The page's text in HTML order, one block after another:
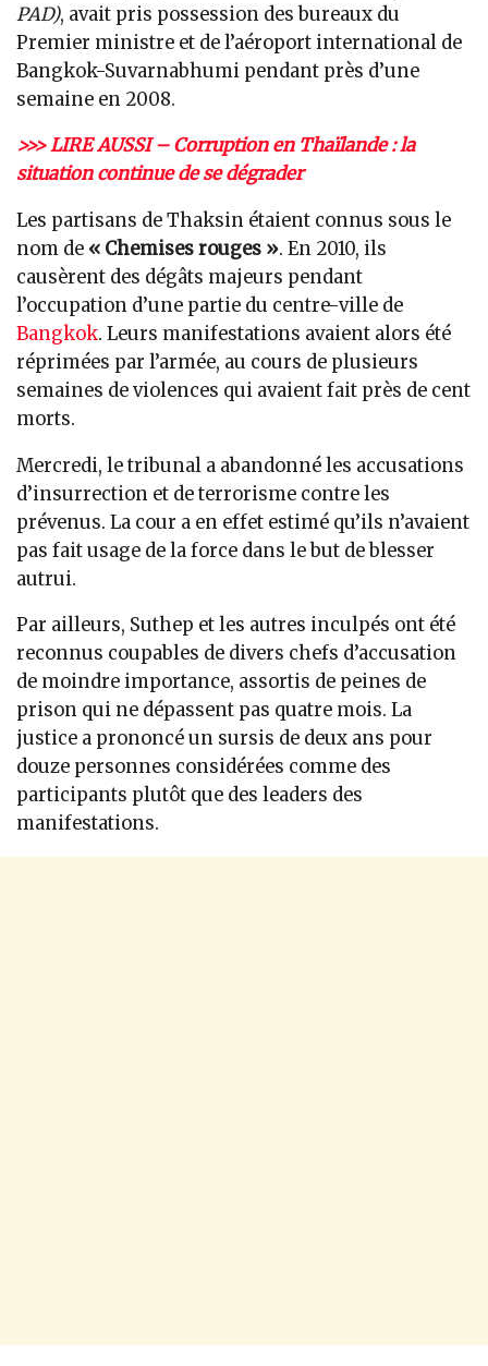
PAD), avait pris possession des bureaux du
Premier ministre et de l’aéroport international de
Bangkok-Suvarnabhumi pendant près d’une
semaine en 2008.
>>> LIRE AUSSI – Corruption en Thaïlande : la
situation continue de se dégrader
Les partisans de Thaksin étaient connus sous le
nom de « Chemises rouges ». En 2010, ils
causèrent des dégâts majeurs pendant
l’occupation d’une partie du centre-ville de
Bangkok. Leurs manifestations avaient alors été
réprimées par l’armée, au cours de plusieurs
semaines de violences qui avaient fait près de cent
morts.
Mercredi, le tribunal a abandonné les accusations
d’insurrection et de terrorisme contre les
prévenus. La cour a en effet estimé qu’ils n’avaient
pas fait usage de la force dans le but de blesser
autrui.
Par ailleurs, Suthep et les autres inculpés ont été
reconnus coupables de divers chefs d’accusation
de moindre importance, assortis de peines de
prison qui ne dépassent pas quatre mois. La
justice a prononcé un sursis de deux ans pour
douze personnes considérées comme des
participants plutôt que des leaders des
manifestations.